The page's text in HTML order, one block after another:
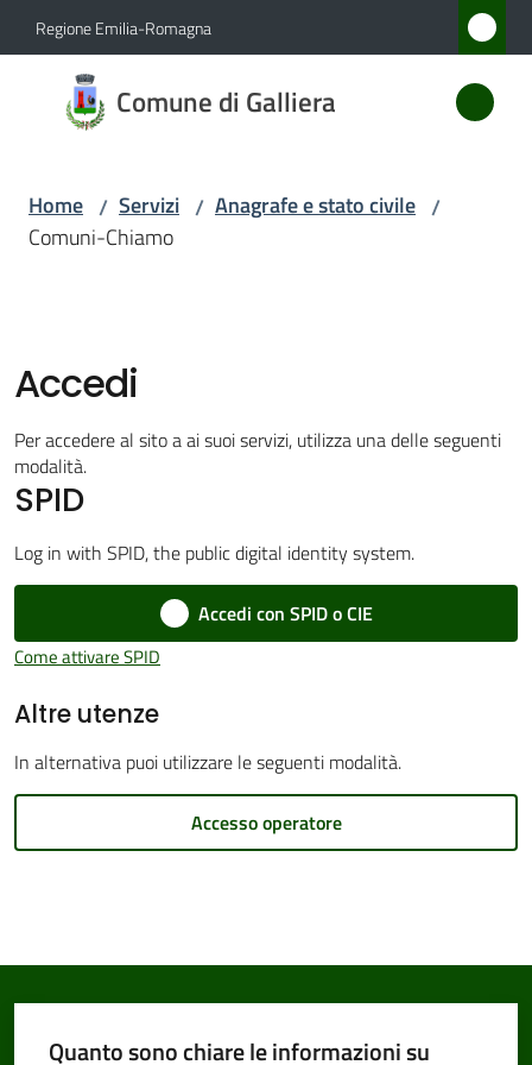
Vai al contenuto
Vai alla navigazione
Vai al footer
Regione Emilia-Romagna
Comune di Galliera
Comune
di
Servizi
Menu selezionato
Vivere
Galliera
Amministrazione
Tutti
Home / Servizi / Anagrafe e stato civile /
Comuni-Chiamo
Accedi
Per accedere al sito a ai suoi servizi, utilizza una delle seguenti
modalità.
SPID
Log in with SPID, the public digital identity system.
Accedi con SPID o CIE
Come attivare SPID
Altre utenze
In alternativa puoi utilizzare le seguenti modalità.
Accesso operatore
Quanto sono chiare le informazioni su